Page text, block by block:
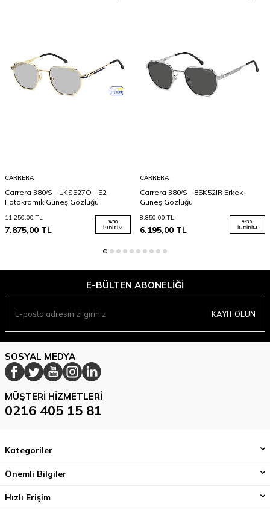
CARRERA
Carrera 380/S - LKS527O - 52
Fotokromik Güneş Gözlüğü
11.250,00TL
7.875,00 TL
%30
İNDIRIM
CARRERA
Carrera 380/S - 85K52IR Erkek
Güneş Gözlüğü
8.850,00TL
6.195,00TL
%30
İNDIRIM
E-BÜLTEN ABONELIĞI
KAYIT OLUN
SOSYAL MEDYA
MÜŞTERI HIZMETLERI
0216 405 15 81
Kategoriler
Önemli Bilgiler
Hızlı Erişim